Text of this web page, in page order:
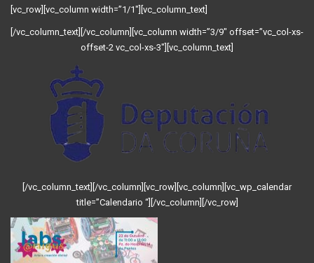
[vc_row][vc_column width=”1/1″][vc_column_text]
[/vc_column_text][/vc_column][vc_column width=”3/9″ offset=”vc_col-xs-
offset-2 vc_col-xs-3″][vc_column_text]
[/vc_column_text][/vc_column][vc_row][vc_column][vc_wp_calendar
title=”Calendario “][/vc_column][/vc_row]